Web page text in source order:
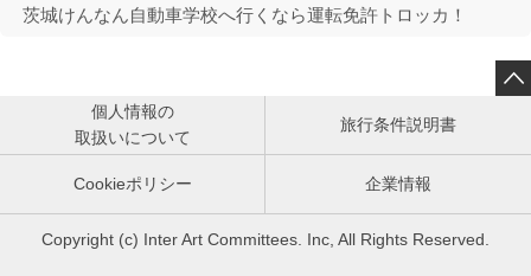
茨城けんなん自動車学校へ行くなら運転免許トロッカ！

個人情報の
取扱いについて
旅行条件説明書
Cookieポリシー 企業情報
Copyright (c) Inter Art Committees. Inc, All Rights Reserved.